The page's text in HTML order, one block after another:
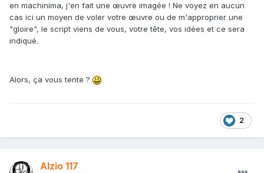
en machinima, j'en fait une œuvre imagée ! Ne voyez en aucun
cas ici un moyen de voler votre œuvre ou de m'approprier une
"gloire", le script viens de vous, votre tête, vos idées et ce sera
indiqué.
Alors, ça vous tente ?
2
Alzio 117